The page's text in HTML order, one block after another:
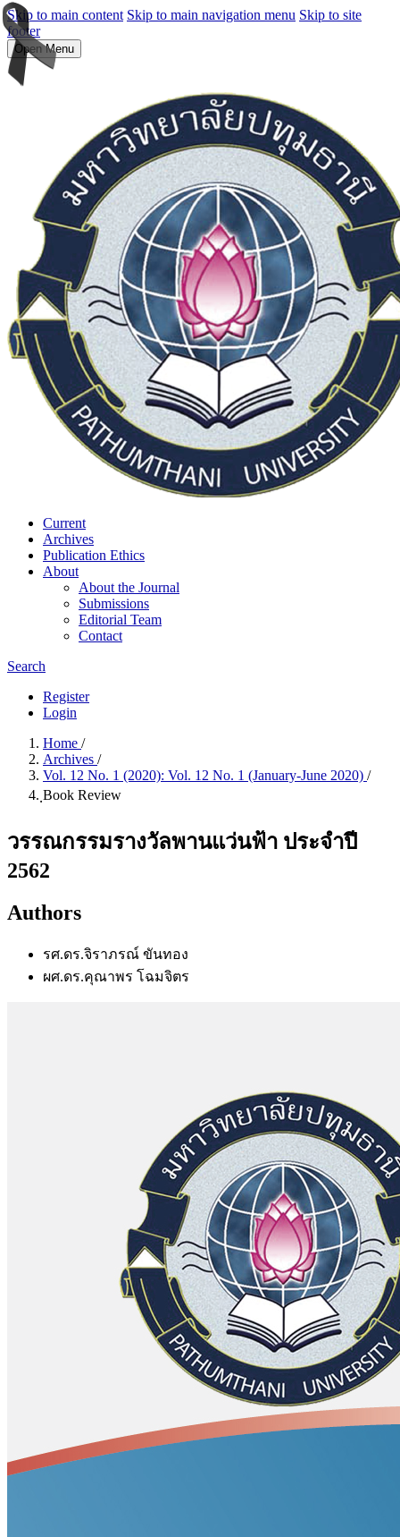
Skip to main content Skip to main navigation menu Skip to site
footer
Open Menu
Current
Archives
Publication Ethics
About
About the Journal
Submissions
Editorial Team
Contact
Search
Register
Login
Home /
Archives /
Vol. 12 No. 1 (2020): Vol. 12 No. 1 (January-June 2020) /
ฺBook Review
วรรณกรรมรางวัลพานแว่นฟ้า ประจำปี
2562
Authors
รศ.ดร.จิราภรณ์ ขันทอง
ผศ.ดร.คุณาพร โฉมจิตร